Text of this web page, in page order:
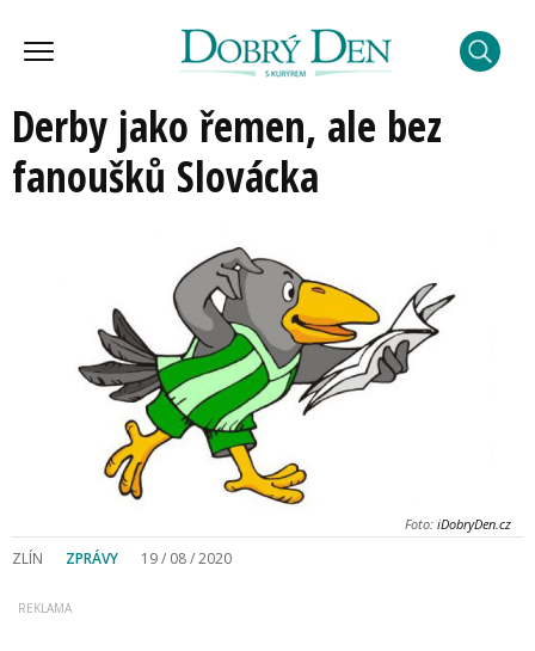
Derby jako řemen, ale bez
fanoušků Slovácka
Foto: iDobryDen.cz
ZLÍN ZPRÁVY 19 / 08 / 2020